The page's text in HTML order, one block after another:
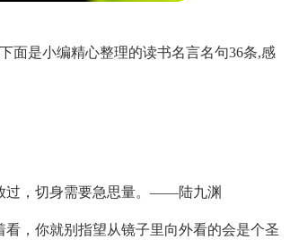
是小编精心整理的读书名言名句36条,感
过，切身需要急思量。——陆九渊
，你就别指望从镜子里向外看的会是个圣